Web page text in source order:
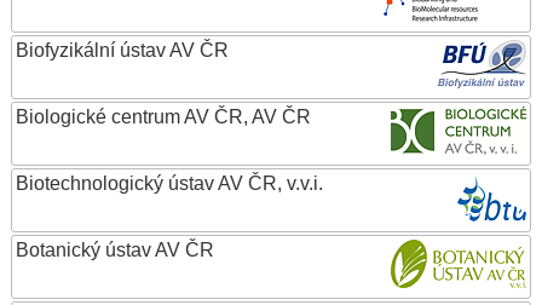
Biofyzikální ústav AV ČR
Biologické centrum AV ČR, AV ČR
Biotechnologický ústav AV ČR, v.v.i.
Botanický ústav AV ČR